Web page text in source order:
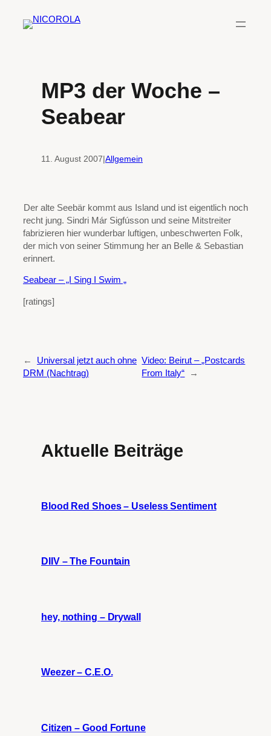
Inhalt
MP3 der Woche –
Seabear
11. August 2007|Allgemein
Der alte Seebär kommt aus Island und ist eigentlich noch
recht jung. Sindri Már Sigfússon und seine Mitstreiter
fabrizieren hier wunderbar luftigen, unbeschwerten Folk,
der mich von seiner Stimmung her an Belle & Sebastian
erinnert.
Seabear – „I Sing I Swim „
[ratings]
←
Universal jetzt auch ohne
DRM (Nachtrag)
Video: Beirut – „Postcards
From Italy“
→
Aktuelle Beiträge
Blood Red Shoes – Useless Sentiment
DIIV – The Fountain
hey, nothing – Drywall
Weezer – C.E.O.
Citizen – Good Fortune